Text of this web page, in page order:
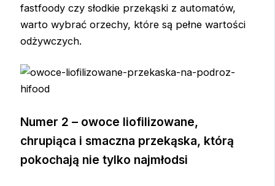
fastfoody czy słodkie przekąski z automatów,
warto wybrać orzechy, które są pełne wartości
odżywczych.
Numer 2 – owoce liofilizowane,
chrupiąca i smaczna przekąska, którą
pokochają nie tylko najmłodsi